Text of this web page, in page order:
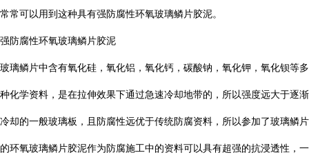
常常可以用到这种具有强防腐性环氧玻璃鳞片胶泥。
强防腐性环氧玻璃鳞片胶泥
玻璃鳞片中含有氧化硅，氧化铝，氧化钙，碳酸钠，氧化钾，氧化钡等多
种化学资料，是在拉伸效果下通过急速冷却地带的，所以强度远大于逐渐
冷却的一般玻璃板，且防腐性远优于传统防腐资料，所以参加了玻璃鳞片
的环氧玻璃鳞片胶泥作为防腐施工中的资料可以具有超强的抗浸透性，一